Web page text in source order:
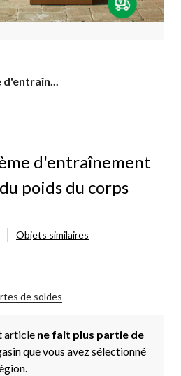
d'entraînement
poids du corps
Objets similaires
de soldes
article ne fait plus partie de
que vous avez sélectionné